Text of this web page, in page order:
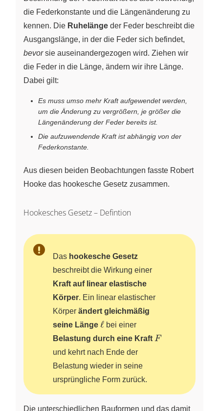
die Federkonstante und die Längenänderung zu
kennen. Die Ruhelänge der Feder beschreibt die
Ausgangslänge, in der die Feder sich befindet,
bevorsie auseinandergezogen wird. Ziehen wir
die Feder in die Länge, ändern wir ihre Länge.
Dabei gilt:
Es muss umso mehr Kraft aufgewendet werden,
um die Änderung zu vergrößern, je größer die
Längenänderung der Feder bereits ist.
Die aufzuwendende Kraft ist abhängig von der
Federkonstante.
Aus diesen beiden Beobachtungen fasste Robert
Hooke das hookesche Gesetz zusammen.
Hookesches Gesetz – Defintion
Das hookesche Gesetz
beschreibt die Wirkung einer
Kraft auf linear elastische
Körper. Ein linear elastischer
Körper ändert gleichmäßig
seine Länge \ell
ℓ bei einer
Belastung durch eine Kraft F
F
und kehrt nach Ende der
Belastung wieder in seine
ursprüngliche Form zurück.
Die unterschiedlichen Bauformen und das damit